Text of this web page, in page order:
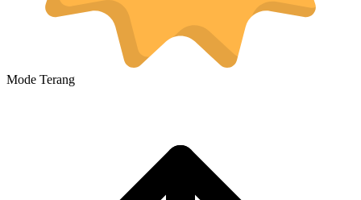
Mode Terang